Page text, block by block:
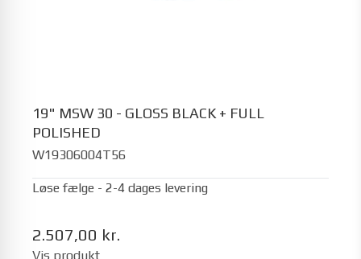
19" MSW 30 - GLOSS BLACK + FULL
POLISHED
W19306004T56
Løse fælge - 2-4 dages levering
2.507,00 kr.
Vis produkt